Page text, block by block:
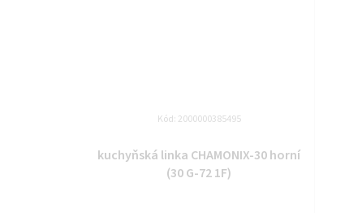
kuchyňská linka CHAMONIX-30 horní
(30 G-72 1F)
Kód: 2000000385495